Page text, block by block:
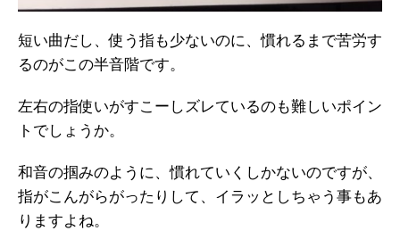
短い曲だし、使う指も少ないのに、慣れるまで苦労す
るのがこの半音階です。
左右の指使いがすこーしズレているのも難しいポイン
トでしょうか。
和音の掴みのように、慣れていくしかないのですが、
指がこんがらがったりして、イラッとしちゃう事もあ
りますよね。